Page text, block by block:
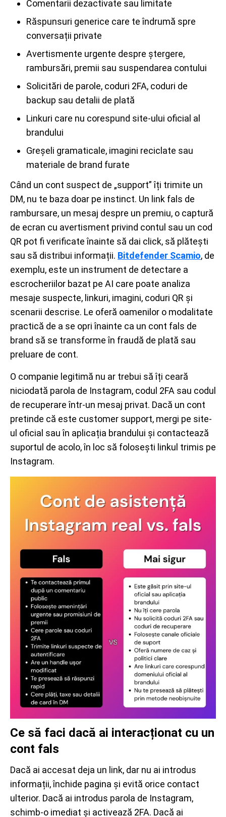
Comentarii dezactivate sau limitate
Răspunsuri generice care te îndrumă spre
conversații private
Avertismente urgente despre ștergere,
rambursări, premii sau suspendarea contului
Solicitări de parole, coduri 2FA, coduri de
backup sau detalii de plată
Linkuri care nu corespund site-ului oficial al
brandului
Greșeli gramaticale, imagini reciclate sau
materiale de brand furate
Când un cont suspect de „support” îți trimite un
DM, nu te baza doar pe instinct. Un link fals de
rambursare, un mesaj despre un premiu, o captură
de ecran cu avertisment privind contul sau un cod
QR pot fi verificate înainte să dai click, să plătești
sau să distribui informații. Bitdefender Scamio, de
exemplu, este un instrument de detectare a
escrocheriilor bazat pe AI care poate analiza
mesaje suspecte, linkuri, imagini, coduri QR și
scenarii descrise. Le oferă oamenilor o modalitate
practică de a se opri înainte ca un cont fals de
brand să se transforme în fraudă de plată sau
preluare de cont.
O companie legitimă nu ar trebui să îți ceară
niciodată parola de Instagram, codul 2FA sau codul
de recuperare într-un mesaj privat. Dacă un cont
pretinde că este customer support, mergi pe site-
ul oficial sau în aplicația brandului și contactează
suportul de acolo, în loc să folosești linkul trimis pe
Instagram.
Ce să faci dacă ai interacționat cu un
cont fals
Dacă ai accesat deja un link, dar nu ai introdus
informații, închide pagina și evită orice contact
ulterior. Dacă ai introdus parola de Instagram,
schimb-o imediat și activează 2FA. Dacă ai